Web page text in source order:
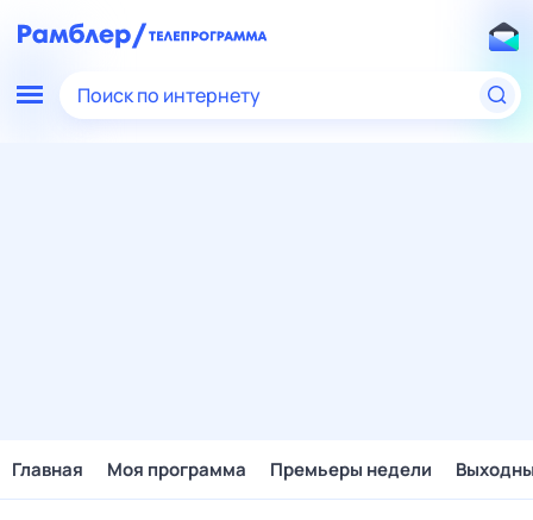
Поиск по интернету
Главная Моя программа Премьеры недели